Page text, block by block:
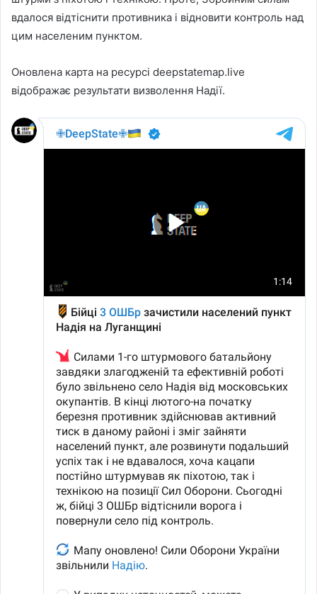
вдалося відтіснити противника і відновити контроль над
цим населеним пунктом.
Оновлена карта на ресурсі deepstatemap.live
відображає результати визволення Надії.